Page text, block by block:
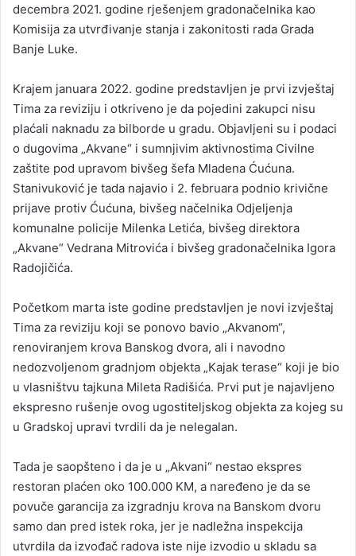
decembra 2021. godine rješenjem gradonačelnika kao
Komisija za utvrđivanje stanja i zakonitosti rada Grada
Banje Luke.
Krajem januara 2022. godine predstavljen je prvi izvještaj
Tima za reviziju i otkriveno je da pojedini zakupci nisu
plaćali naknadu za bilborde u gradu. Objavljeni su i podaci
o dugovima „Akvane“ i sumnjivim aktivnostima Civilne
zaštite pod upravom bivšeg šefa Mladena Ćućuna.
Stanivuković je tada najavio i 2. februara podnio krivične
prijave protiv Ćućuna, bivšeg načelnika Odjeljenja
komunalne policije Milenka Letića, bivšeg direktora
„Akvane“ Vedrana Mitrovića i bivšeg gradonačelnika Igora
Radojičića.
Početkom marta iste godine predstavljen je novi izvještaj
Tima za reviziju koji se ponovo bavio „Akvanom“,
renoviranjem krova Banskog dvora, ali i navodno
nedozvoljenom gradnjom objekta „Kajak terase“ koji je bio
u vlasništvu tajkuna Mileta Radišića. Prvi put je najavljeno
ekspresno rušenje ovog ugostiteljskog objekta za kojeg su
u Gradskoj upravi tvrdili da je nelegalan.
Tada je saopšteno i da je u „Akvani“ nestao ekspres
restoran plaćen oko 100.000 KM, a naređeno je da se
povuče garancija za izgradnju krova na Banskom dvoru
samo dan pred istek roka, jer je nadležna inspekcija
utvrdila da izvođač radova iste nije izvodio u skladu sa